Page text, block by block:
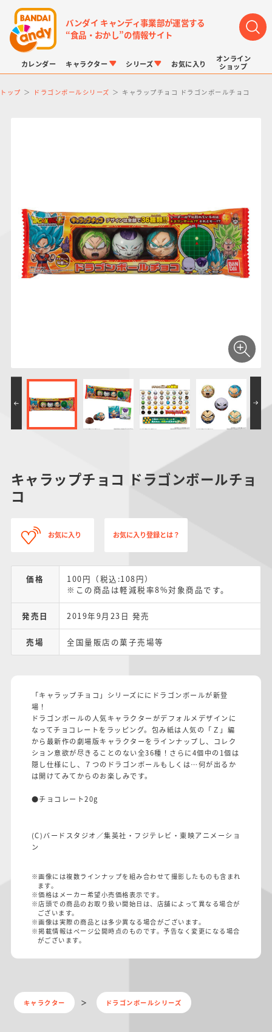
バンダイ キャンディ事業部が運営する
“食品・おかし”の情報サイト
カレンダー キャラクター
仮面ライダーシリー
PROJECT R.E.D.・
スーパー戦隊シリー
ポケットモンスター
サンリオキャラクタ
ーズ
たまご
シリーズ
つりグミ SMPシリーズ
ポケモンスケールワ
キャラデコ
お気に入り
オンライン
ショップ
トップ ドラゴンボールシリーズ キャラップチョコ ドラゴンボールチョコ
キャラップチョコ ドラゴンボールチョ
コ
お気に入り お気に入り登録とは？
価格
100円（税込:108円）
※この商品は軽減税率8%対象商品です。
発売日 2019年9月23日 発売
売場 全国量販店の菓子売場等
「キャラップチョコ」シリーズににドラゴンボールが新登
場！
ドラゴンボールの人気キャラクターがデフォルメデザインに
なってチョコレートをラッピング。包み紙は人気の「Ｚ」編
から最新作の劇場版キャラクターをラインナップし、コレク
ション意欲が尽きることのない全36種！さらに4個中の1個は
隠し仕様にし、７つのドラゴンボールもしくは…何が出るか
は開けてみてからのお楽しみです。
●チョコレート20g
(C)バードスタジオ／集英社・フジテレビ・東映アニメーショ
ン
※画像には複数ラインナップを組み合わせて撮影したものも含まれ
ます。
※価格はメーカー希望小売価格表示です。
※店頭での商品のお取り扱い開始日は、店舗によって異なる場合が
ございます。
※画像は実際の商品とは多少異なる場合がございます。
※掲載情報はページ公開時点のものです。予告なく変更になる場合
がございます。
キャラクター ドラゴンボールシリーズ